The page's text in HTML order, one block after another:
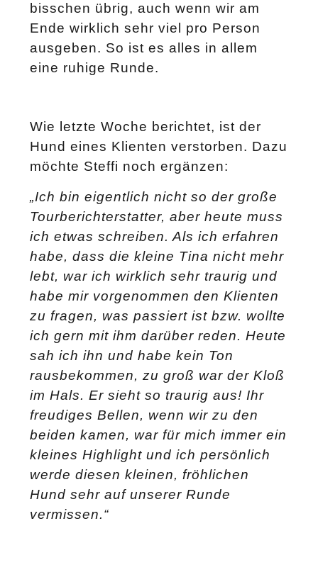
bisschen übrig, auch wenn wir am
Ende wirklich sehr viel pro Person
ausgeben. So ist es alles in allem
eine ruhige Runde.
Wie letzte Woche berichtet, ist der
Hund eines Klienten verstorben. Dazu
möchte Steffi noch ergänzen:
„Ich bin eigentlich nicht so der große
Tourberichterstatter, aber heute muss
ich etwas schreiben. Als ich erfahren
habe, dass die kleine Tina nicht mehr
lebt, war ich wirklich sehr traurig und
habe mir vorgenommen den Klienten
zu fragen, was passiert ist bzw. wollte
ich gern mit ihm darüber reden. Heute
sah ich ihn und habe kein Ton
rausbekommen, zu groß war der Kloß
im Hals. Er sieht so traurig aus! Ihr
freudiges Bellen, wenn wir zu den
beiden kamen, war für mich immer ein
kleines Highlight und ich persönlich
werde diesen kleinen, fröhlichen
Hund sehr auf unserer Runde
vermissen.“